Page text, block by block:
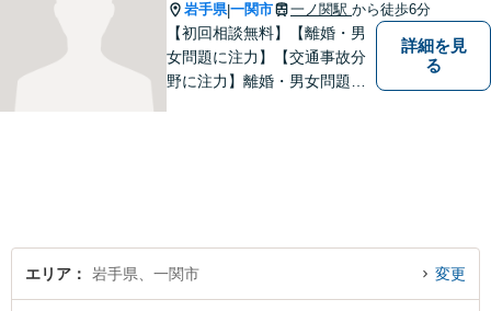
岩手県|一関市 一ノ関駅 から徒歩6分
【初回相談無料】【離婚・男
女問題に注力】【交通事故分
野に注力】離婚・男女問題、
詳細を見
る
エリア 岩手県、一関市 変更